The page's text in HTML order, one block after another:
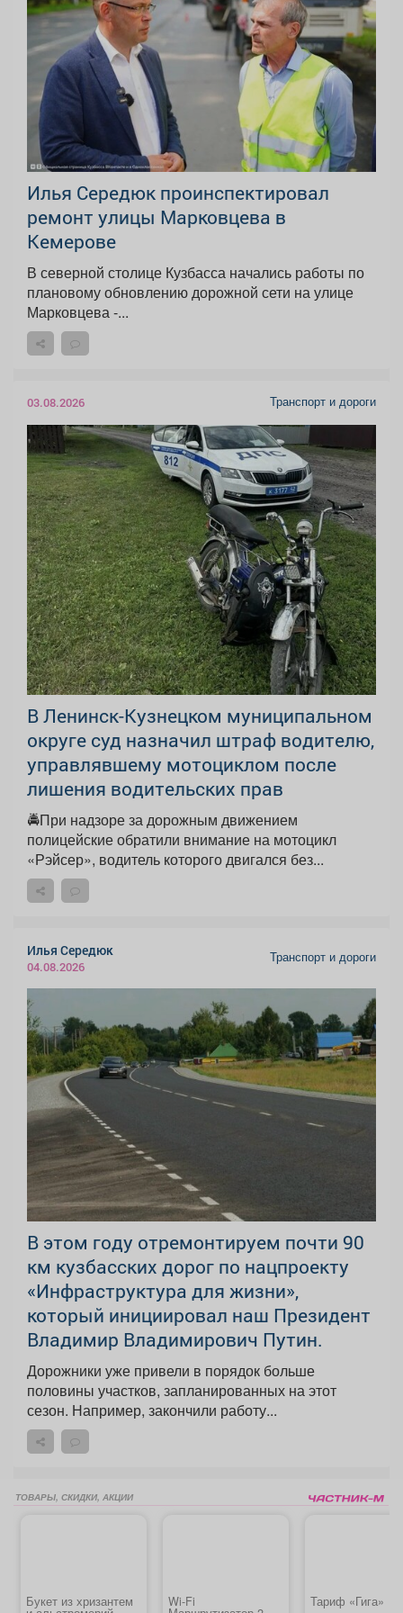
Илья Середюк проинспектировал
ремонт улицы Марковцева в
Кемерове
В северной столице Кузбасса начались работы по
плановому обновлению дорожной сети на улице
Марковцева -...
03.08.2026 Транспорт и дороги
В Ленинск-Кузнецком муниципальном
округе суд назначил штраф водителю,
управлявшему мотоциклом после
лишения водительских прав
🚔При надзоре за дорожным движением
полицейские обратили внимание на мотоцикл
«Рэйсер», водитель которого двигался без...
Илья Середюк
04.08.2026
Транспорт и дороги
В этом году отремонтируем почти 90
км кузбасских дорог по нацпроекту
«Инфраструктура для жизни»,
который инициировал наш Президент
Владимир Владимирович Путин.
Дорожники уже привели в порядок больше
половины участков, запланированных на этот
сезон. Например, закончили работу...
ТОВАРЫ, СКИДКИ, АКЦИИ
Букет из хризантем Wi-Fi Тариф «Гига»